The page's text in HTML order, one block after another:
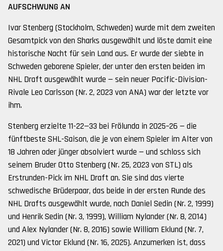
AUFSCHWUNG AN
Ivar Stenberg (Stockholm, Schweden) wurde mit dem zweiten
Gesamtpick von den Sharks ausgewählt und löste damit eine
historische Nacht für sein Land aus. Er wurde der siebte in
Schweden geborene Spieler, der unter den ersten beiden im
NHL Draft ausgewählt wurde — sein neuer Pacific-Division-
Rivale Leo Carlsson (Nr. 2, 2023 von ANA) war der letzte vor
ihm.
Stenberg erzielte 11-22—33 bei Frölunda in 2025–26 — die
fünftbeste SHL-Saison, die je von einem Spieler im Alter von
18 Jahren oder jünger absolviert wurde — und schloss sich
seinem Bruder Otto Stenberg (Nr. 25, 2023 von STL) als
Erstrunden-Pick im NHL Draft an. Sie sind das vierte
schwedische Brüderpaar, das beide in der ersten Runde des
NHL Drafts ausgewählt wurde, nach Daniel Sedin (Nr. 2, 1999)
und Henrik Sedin (Nr. 3, 1999), William Nylander (Nr. 8, 2014)
und Alex Nylander (Nr. 8, 2016) sowie William Eklund (Nr. 7,
2021) und Victor Eklund (Nr. 16, 2025). Anzumerken ist, dass